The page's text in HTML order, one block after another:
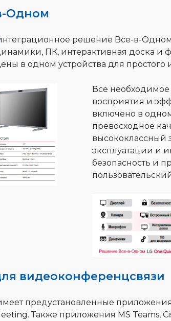
Одном
решение Все-в-
ПК, интерактивная доска и
в одном устройства для простого
Все
восприятия и
включено в
превосходное
высококлассный
эксплуатации и
безопасность и
видеоконференцсвязи
предустановленные
Также приложения MS Teams,